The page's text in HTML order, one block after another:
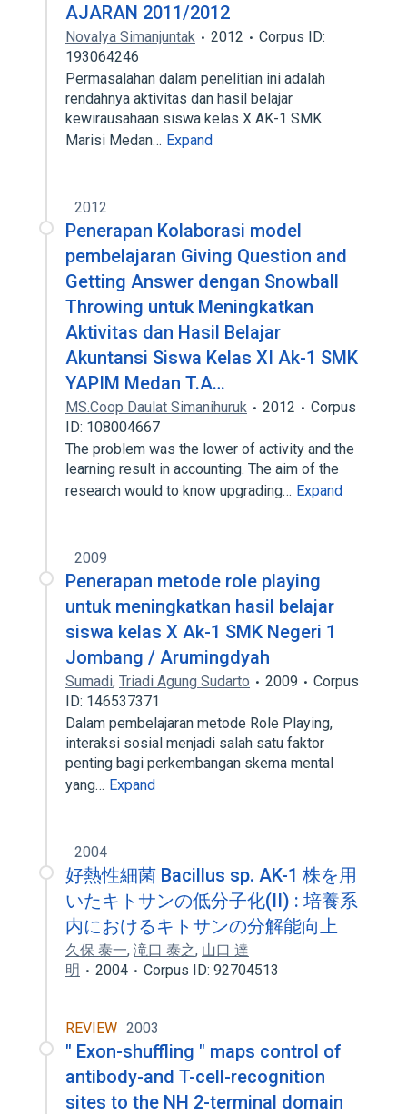
AJARAN 2011/2012
Novalya Simanjuntak 2012
Corpus ID:
193064246
Permasalahan dalam penelitian ini adalah
rendahnya aktivitas dan hasil belajar
kewirausahaan siswa kelas X AK-1 SMK
Marisi Medan… Expand
2012
Penerapan Kolaborasi model
pembelajaran Giving Question and
Getting Answer dengan Snowball
Throwing untuk Meningkatkan
Aktivitas dan Hasil Belajar
Akuntansi Siswa Kelas XI Ak-1 SMK
YAPIM Medan T.A…
MS.Coop Daulat Simanihuruk 2012
Corpus
ID: 108004667
The problem was the lower of activity and the
learning result in accounting. The aim of the
research would to know upgrading… Expand
2009
Penerapan metode role playing
untuk meningkatkan hasil belajar
siswa kelas X Ak-1 SMK Negeri 1
Jombang / Arumingdyah
Sumadi, Triadi Agung Sudarto 2009
Corpus
ID: 146537371
Dalam pembelajaran metode Role Playing,
interaksi sosial menjadi salah satu faktor
penting bagi perkembangan skema mental
yang… Expand
2004
好熱性細菌 Bacillus sp. AK-1 株を用
いたキトサンの低分子化(II) : 培養系
内におけるキトサンの分解能向上
久保 泰一, 滝口 泰之, 山口 達
明
2004 Corpus ID: 92704513
REVIEW 2003
" Exon-shuffling " maps control of
antibody-and T-cell-recognition
sites to the NH 2-terminal domain